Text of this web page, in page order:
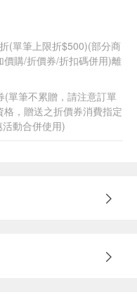
(單筆上限折$500)(部分商
購/折價券/折扣碼併用)離
單筆不累贈，請注意訂單
，贈送之折價券消費指定
動合併使用)